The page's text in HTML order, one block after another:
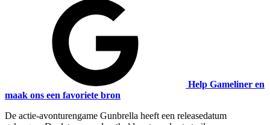
Help Gameliner en
maak ons een favoriete bron
De actie-avonturengame Gunbrella heeft een releasedatum